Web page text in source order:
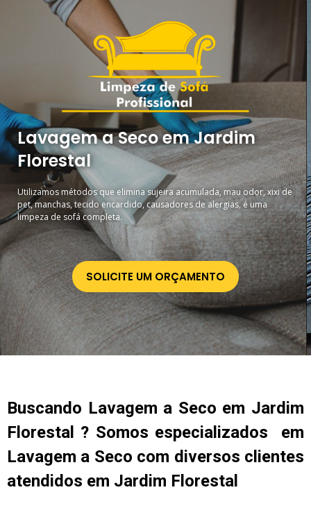
Lavagem a Seco em Jardim
Florestal
Utilizamos métodos que elimina sujeira acumulada, mau odor, xixi de
pet, manchas, tecido encardido, causadores de alergias, é uma
limpeza de sofá completa.
SOLICITE UM ORÇAMENTO
Buscando Lavagem a Seco em Jardim
Florestal ? Somos especializados em
Lavagem a Seco com diversos clientes
atendidos em Jardim Florestal